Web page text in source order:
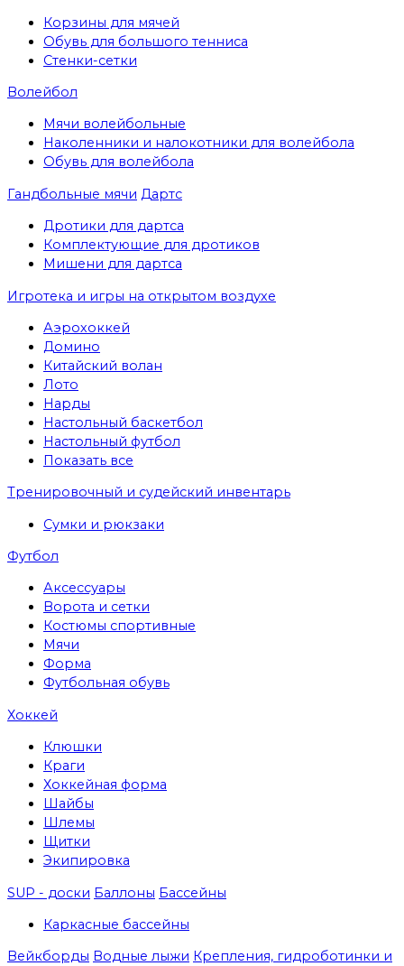
Корзины для мячей
Обувь для большого тенниса
Стенки-сетки
Волейбол
Мячи волейбольные
Наколенники и налокотники для волейбола
Обувь для волейбола
Гандбольные мячи Дартс
Дротики для дартса
Комплектующие для дротиков
Мишени для дартса
Игротека и игры на открытом воздухе
Аэрохоккей
Домино
Китайский волан
Лото
Нарды
Настольный баскетбол
Настольный футбол
Показать все
Тренировочный и судейский инвентарь
Сумки и рюкзаки
Футбол
Аксессуары
Ворота и сетки
Костюмы спортивные
Мячи
Форма
Футбольная обувь
Хоккей
Клюшки
Краги
Хоккейная форма
Шайбы
Шлемы
Щитки
Экипировка
SUP - доски Баллоны Бассейны
Каркасные бассейны
Вейкборды Водные лыжи Крепления, гидроботинки и